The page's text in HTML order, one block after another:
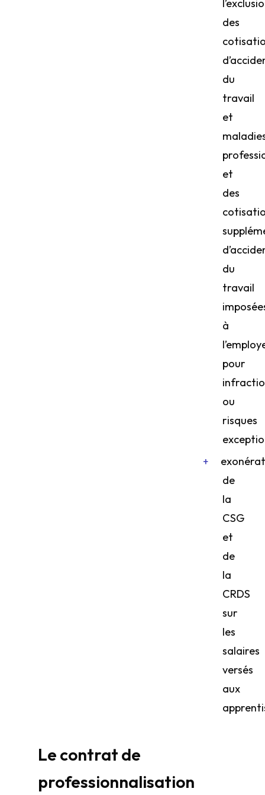
des
du
travail
et
et
des
du
travail
à
pour
ou
risques
de
la
CSG
et
de
la
CRDS
sur
les
salaires
versés
aux
Le contrat de
professionnalisation